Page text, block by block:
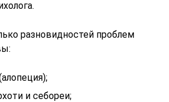
разновидностей проблем
и себореи;